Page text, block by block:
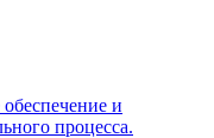
и
процесса.